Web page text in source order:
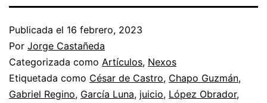
Publicada el 16 febrero, 2023
Por Jorge Castañeda
Categorizada como Artículos, Nexos
Etiquetada como César de Castro, Chapo Guzmán,
Gabriel Regino, García Luna, juicio, López Obrador,